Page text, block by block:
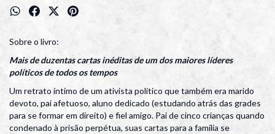
Sobre o livro:
Mais de duzentas cartas inéditas de um dos maiores líderes
políticos de todos os tempos
Um retrato íntimo de um ativista político que também era marido
devoto, pai afetuoso, aluno dedicado (estudando atrás das grades
para se formar em direito) e fiel amigo. Pai de cinco crianças quando
condenado à prisão perpétua, suas cartas para a família se